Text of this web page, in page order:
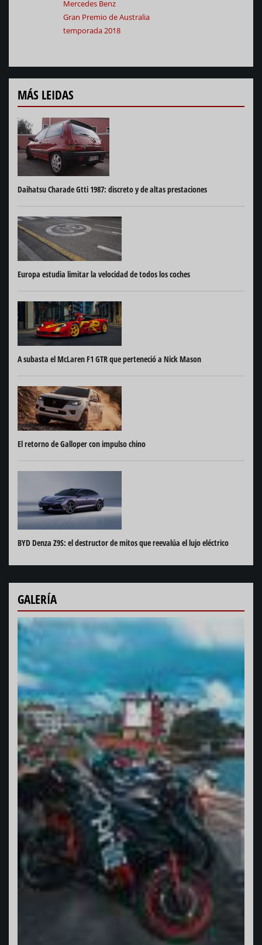
Mercedes Benz
Gran Premio de Australia
temporada 2018
MÁS LEIDAS
Daihatsu Charade Gtti 1987: discreto y de altas prestaciones
Europa estudia limitar la velocidad de todos los coches
A subasta el McLaren F1 GTR que perteneció a Nick Mason
El retorno de Galloper con impulso chino
BYD Denza Z9S: el destructor de mitos que reevalúa el lujo eléctrico
GALERÍA